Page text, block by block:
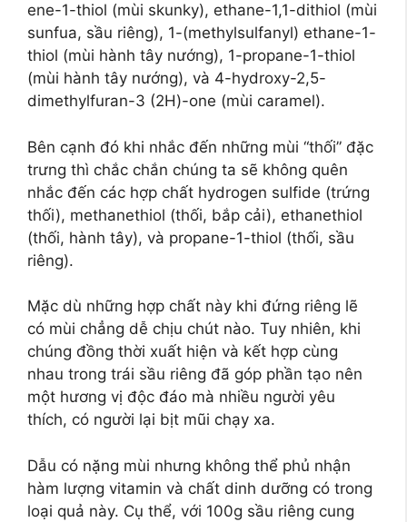
ene-1-thiol (mùi skunky), ethane-1,1-dithiol (mùi
sunfua, sầu riêng), 1-(methylsulfanyl) ethane-1-
thiol (mùi hành tây nướng), 1-propane-1-thiol
(mùi hành tây nướng), và 4-hydroxy-2,5-
dimethylfuran-3 (2H)-one (mùi caramel).
Bên cạnh đó khi nhắc đến những mùi “thối” đặc
trưng thì chắc chắn chúng ta sẽ không quên
nhắc đến các hợp chất hydrogen sulfide (trứng
thối), methanethiol (thối, bắp cải), ethanethiol
(thối, hành tây), và propane-1-thiol (thối, sầu
riêng).
Mặc dù những hợp chất này khi đứng riêng lẽ
có mùi chẳng dễ chịu chút nào. Tuy nhiên, khi
chúng đồng thời xuất hiện và kết hợp cùng
nhau trong trái sầu riêng đã góp phần tạo nên
một hương vị độc đáo mà nhiều người yêu
thích, có người lại bịt mũi chạy xa.
Dẫu có nặng mùi nhưng không thể phủ nhận
hàm lượng vitamin và chất dinh dưỡng có trong
loại quả này. Cụ thể, với 100g sầu riêng cung